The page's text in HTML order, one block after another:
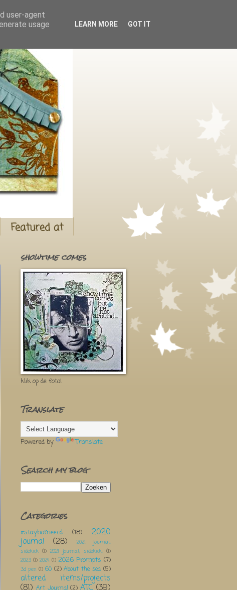
Featured at
showtime comes
klik op de foto!
Translate
Powered by Translate
Search my blog
Categories
#stayhomeecd (18) 2020
journal (28)
2021 journal;
sidekick (1) 2021 journal; sidekick; (1)
2023 (1) 2024 (1) 2026 Prompts (7)
3d pen (1) 60 (2) About the sea (5)
altered items/projects
user-agent
usage
LEARN MORE GOT IT